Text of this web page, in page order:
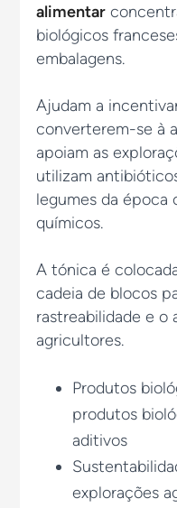
alimentar
biológicos
embalagens.
Ajudam a
converterem-se à
apoiam as
utilizam
legumes da época
químicos.
A tónica é
cadeia de blocos
rastreabilidade e o
agricultores.
Produtos
produtos
aditivos
explorações